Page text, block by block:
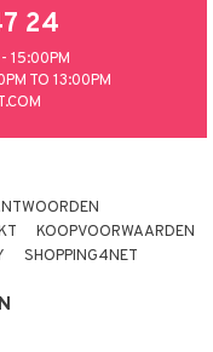
24
15:00PM
TO 13:00PM
KOOPVOORWAARDEN
SHOPPING4NET